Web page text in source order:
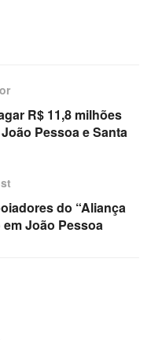
R$ 11,8 milhões
Pessoa e Santa
do “Aliança
João Pessoa